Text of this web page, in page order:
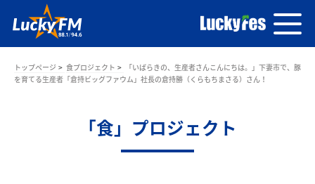
トップページ 食プロジェクト
「いばらきの、生産者さんこんにちは。」下妻市で、豚
を育てる生産者「倉持ビッグファウム」社長の倉持勝（くらもちまさる）さん！
「食」プロジェクト